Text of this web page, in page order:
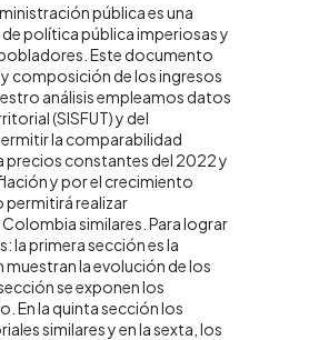
pública es una
política pública imperiosas y
Este documento
composición de los ingresos
análisis empleamos datos
(SISFUT) y del
la comparabilidad
precios constantes del 2022 y
y por el crecimiento
realizar
similares. Para lograr
la primera sección es la
la evolución de los
se exponen los
En la quinta sección los
similares y en la sexta, los